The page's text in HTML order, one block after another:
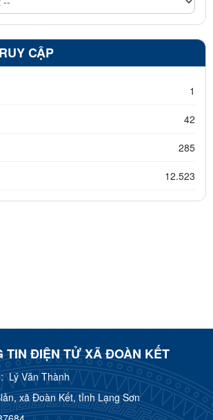
CẬP
1
42
285
12.523
TIN ĐIỆN TỬ XÃ ĐOÀN KẾT
Lý Văn Thành
xã Đoàn Kết, tỉnh Lạng Sơn